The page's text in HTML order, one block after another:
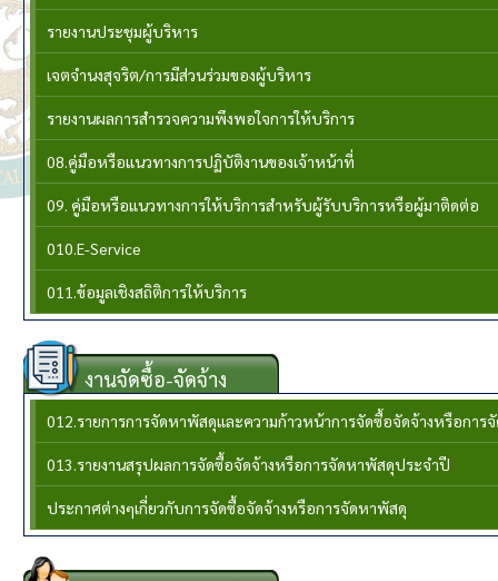
รายงานประชุมผู้บริหาร
เจตจำนงสุจริต/การมีส่วนร่วมของผู้บริหาร
รายงานผลการสำรวจความพึงพอใจการให้บริการ
08.คู่มือหรือแนวทางการปฏิบัติงานของเจ้าหน้าที่
09. คู่มือหรือแนวทางการให้บริการสำหรับผู้รับบริการหรือผู้มาติดต่อ
010.E-Service
011.ข้อมูลเชิงสถิติการให้บริการ
งานจัดซื้อ-จัดจ้าง
012.รายการการจัดหาพัสดุและความก้าวหน้าการจัดซื้อจัดจ้างหรือกา
013.รายงานสรุปผลการจัดซื้อจัดจ้างหรือการจัดหาพัสดุประจำปี
ประกาศต่างๆเกี่ยวกับการจัดซื้อจัดจ้างหรือการจัดหาพัสดุ